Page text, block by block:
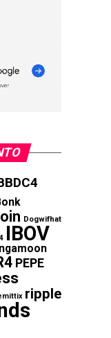
Dogwifhat
IBOV
PEPE
ripple